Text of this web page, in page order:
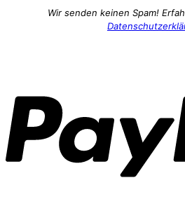
Wir senden keinen Spam!